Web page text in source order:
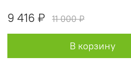
9 416 ₽ 11 000 ₽
В корзину